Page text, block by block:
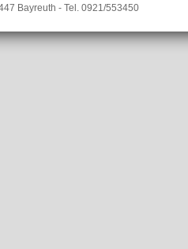
Bayreuth - Tel. 0921/553450